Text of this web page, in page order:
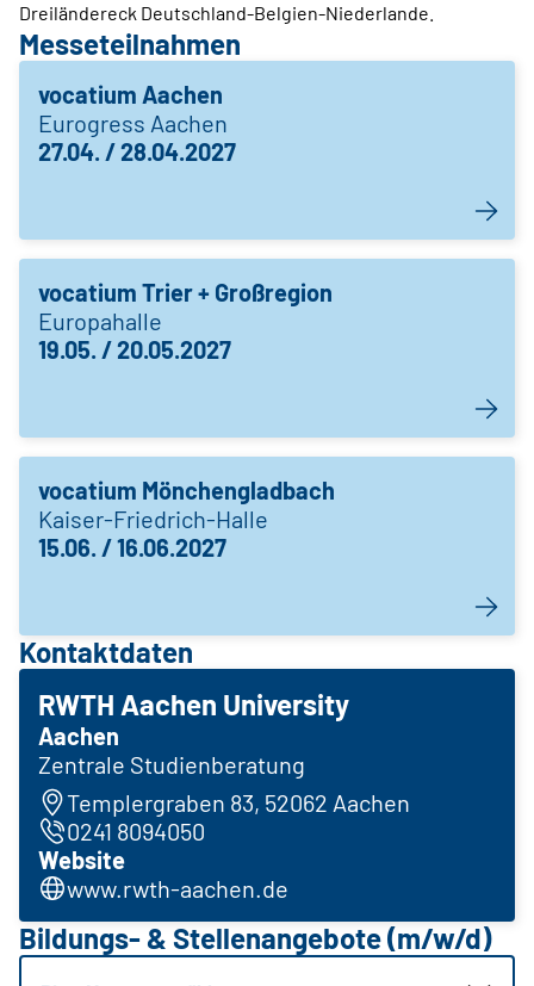
Dreiländereck Deutschland-Belgien-Niederlande.
Messeteilnahmen
vocatium Aachen
Eurogress Aachen
27.04. / 28.04.2027
vocatium Trier + Großregion
Europahalle
19.05. / 20.05.2027
vocatium Mönchengladbach
Kaiser-Friedrich-Halle
15.06. / 16.06.2027
Kontaktdaten
RWTH Aachen University
Aachen
Zentrale Studienberatung
Templergraben 83, 52062 Aachen
0241 8094050
Website
www.rwth-aachen.de
Bildungs- & Stellenangebote (m/w/d)